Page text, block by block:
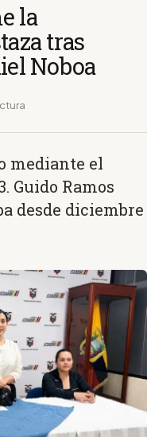
la
tras
Noboa
mediante el
Guido Ramos
desde diciembre